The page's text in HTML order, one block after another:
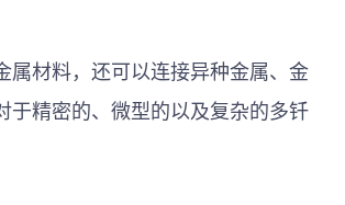
属材料，还可以连接异种金属、金
于精密的、微型的以及复杂的多钎